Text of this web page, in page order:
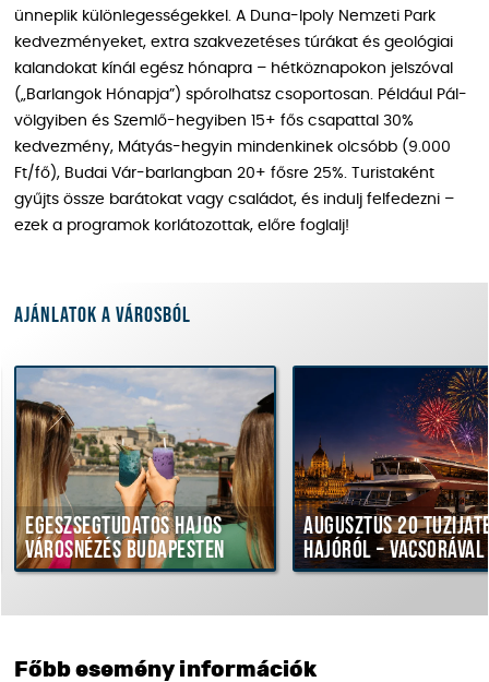
ünneplik különlegességekkel. A Duna-Ipoly Nemzeti Park
kedvezményeket, extra szakvezetéses túrákat és geológiai
kalandokat kínál egész hónapra – hétköznapokon jelszóval
(„Barlangok Hónapja”) spórolhatsz csoportosan. Például Pál-
völgyiben és Szemlő-hegyiben 15+ fős csapattal 30%
kedvezmény, Mátyás-hegyin mindenkinek olcsóbb (9.000
Ft/fő), Budai Vár-barlangban 20+ fősre 25%. Turistaként
gyűjts össze barátokat vagy családot, és indulj felfedezni –
ezek a programok korlátozottak, előre foglalj!
Ajánlatok a városból
Egészségtudatos hajós
városnézés Budapesten
Augusztus 20
hajóról – vacsorával
Főbb esemény információk